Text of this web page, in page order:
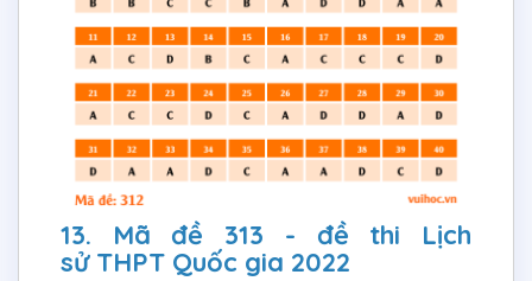
13. Mã đề 313 - đề thi Lịch
sử THPT Quốc gia 2022